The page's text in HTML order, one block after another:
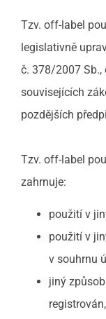
Tzv. off-label
legislativně
č. 378/2007 Sb.,
souvisejících
pozdějších
Tzv. off-label
zahrnuje:
použití v
použití v
v souhrnu
jiný
registrován,